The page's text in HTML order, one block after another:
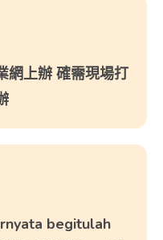
網上辦 確需現場打
begitulah